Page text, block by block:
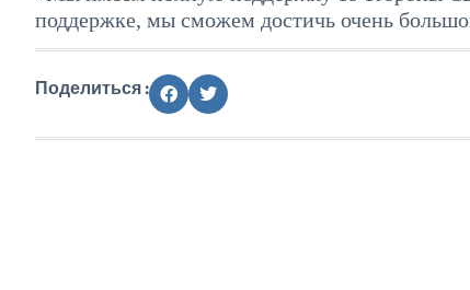
поддержке, мы сможем достичь очень
Поделиться :